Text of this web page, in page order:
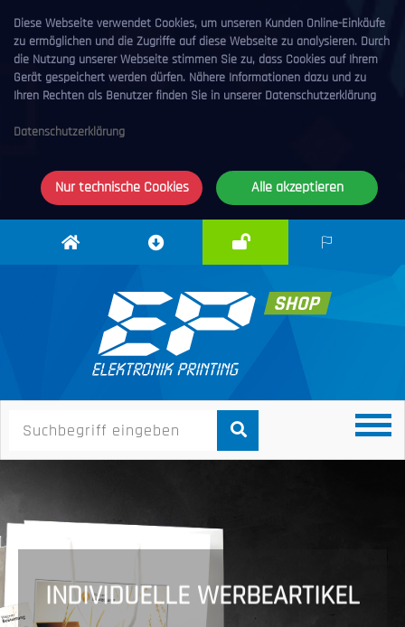
Diese Webseite verwendet Cookies, um unseren Kunden Online-Einkäufe
zu ermöglichen und die Zugriffe auf diese Webseite zu analysieren. Durch
die Nutzung unserer Webseite stimmen Sie zu, dass Cookies auf Ihrem
Gerät gespeichert werden dürfen. Nähere Informationen dazu und zu
Ihren Rechten als Benutzer finden Sie in unserer Datenschutzerklärung
Datenschutzerklärung
Nur technische Cookies Alle akzeptieren
Elektronik
Downloadcenter
INDIVIDUELLE WERBEARTIKEL